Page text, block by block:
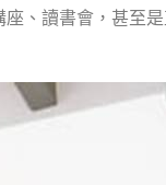
、讀書會，甚至